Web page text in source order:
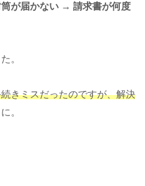
が届かない → 請求書が何度
。
きミスだったのですが、解決
。